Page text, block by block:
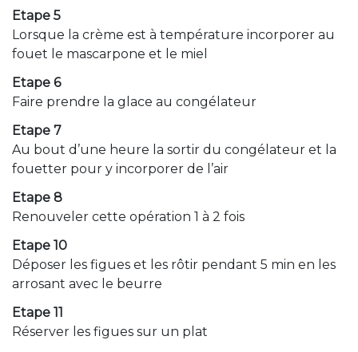
Etape 5
Lorsque la crème est à température incorporer au
fouet le mascarpone et le miel
Etape 6
Faire prendre la glace au congélateur
Etape 7
Au bout d’une heure la sortir du congélateur et la
fouetter pour y incorporer de l’air
Etape 8
Renouveler cette opération 1 à 2 fois
Etape 10
Déposer les figues et les rôtir pendant 5 min en les
arrosant avec le beurre
Etape 11
Réserver les figues sur un plat